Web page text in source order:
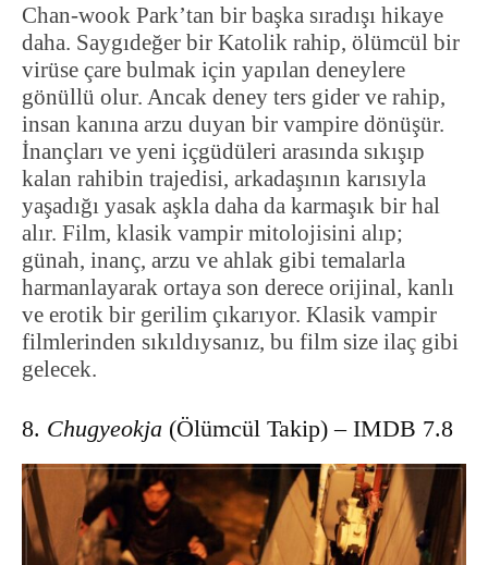
Chan-wook Park’tan bir başka sıradışı hikaye
daha. Saygıdeğer bir Katolik rahip, ölümcül bir
virüse çare bulmak için yapılan deneylere
gönüllü olur. Ancak deney ters gider ve rahip,
insan kanına arzu duyan bir vampire dönüşür.
İnançları ve yeni içgüdüleri arasında sıkışıp
kalan rahibin trajedisi, arkadaşının karısıyla
yaşadığı yasak aşkla daha da karmaşık bir hal
alır. Film, klasik vampir mitolojisini alıp;
günah, inanç, arzu ve ahlak gibi temalarla
harmanlayarak ortaya son derece orijinal, kanlı
ve erotik bir gerilim çıkarıyor. Klasik vampir
filmlerinden sıkıldıysanız, bu film size ilaç gibi
gelecek.
8. Chugyeokja (Ölümcül Takip) – IMDB 7.8